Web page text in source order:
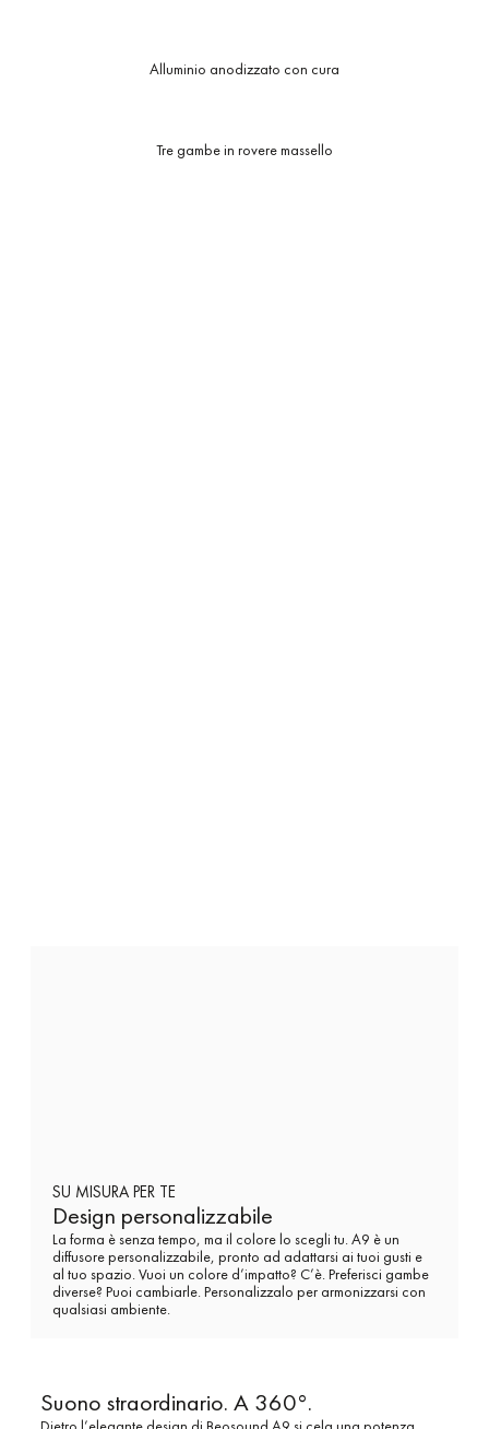
Alluminio anodizzato con cura
Tre gambe in rovere massello
SU MISURA PER TE
Design personalizzabile
La forma è senza tempo, ma il colore lo scegli tu. A9 è un
diffusore personalizzabile, pronto ad adattarsi ai tuoi gusti e
al tuo spazio. Vuoi un colore d’impatto? C’è. Preferisci gambe
diverse? Puoi cambiarle. Personalizzalo per armonizzarsi con
qualsiasi ambiente.
Suono straordinario. A 360°.